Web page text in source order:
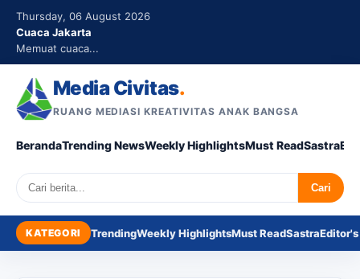
Thursday, 06 August 2026
Cuaca Jakarta
Memuat cuaca...
Media Civitas.
RUANG MEDIASI KREATIVITAS ANAK BANGSA
BerandaTrending NewsWeekly HighlightsMust ReadSastra
Search Cari
KATEGORI TrendingWeekly HighlightsMust ReadSastra